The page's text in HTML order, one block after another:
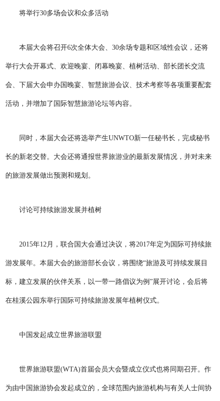
将举行30多场会议和众多活动
本届大会将召开6次全体大会、30余场专题和区域性会议，还将
举行大会开幕式、欢迎晚宴、闭幕晚宴、植树活动、部长团长交流
会、下届大会申办国晚宴、智慧旅游会议、技术考察等各项重要配套
活动，并增加了国际智慧旅游论坛等内容。
同时，本届大会还将选举产生UNWTO新一任秘书长，完成秘书
长的新老交替。大会还将通报世界旅游业的最新发展情况，并对未来
的旅游发展做出预测和规划。
讨论可持续旅游发展并植树
2015年12月，联合国大会通过决议，将2017年定为国际可持续旅
游发展年。本届大会的旅游部长会议，将围绕“旅游及可持续发展目
标，建立发展的伙伴关系，以一带一路倡议为例”展开讨论，会后将
在桂溪公园东举行国际可持续旅游发展年植树仪式。
中国发起成立世界旅游联盟
世界旅游联盟(WTA)首届会员大会暨成立仪式也将同期召开。作
为由中国旅游协会发起成立的，全球范围内旅游机构与有关人士间协